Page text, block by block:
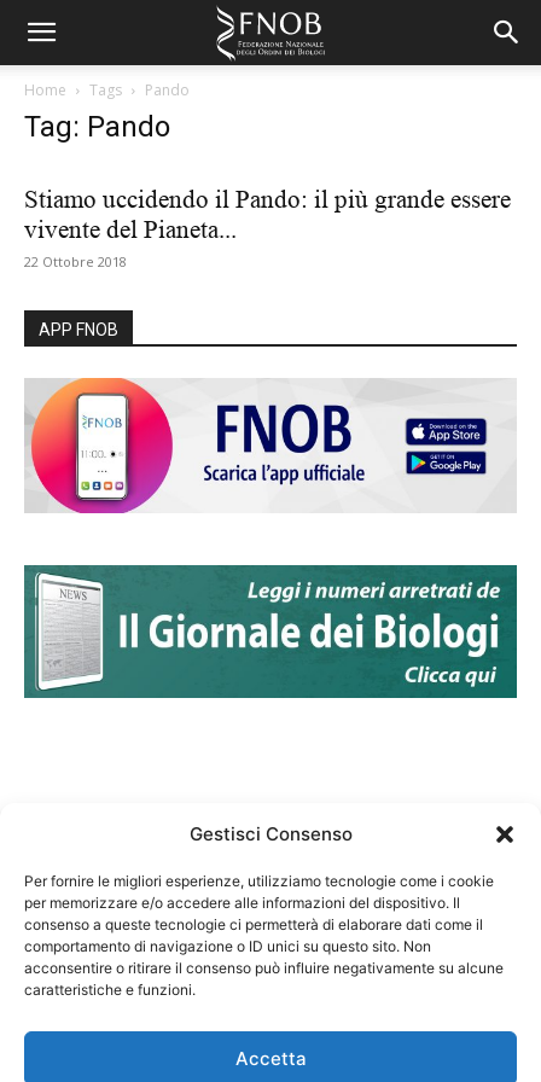
Gestisci Consenso
Per fornire le migliori esperienze, utilizziamo tecnologie come i cookie
per memorizzare e/o accedere alle informazioni del dispositivo. Il
consenso a queste tecnologie ci permetterà di elaborare dati come il
comportamento di navigazione o ID unici su questo sito. Non
acconsentire o ritirare il consenso può influire negativamente su alcune
caratteristiche e funzioni.
Accetta
Home Tags Pando
Tag: Pando
Stiamo uccidendo il Pando: il più grande essere
vivente del Pianeta...
22 Ottobre 2018
APP FNOB
Federazione Nazionale Degli Ordini dei Biologi:
codice fiscale 80069130583
Responsabile sito internet www.fnob.it: Vincenzo